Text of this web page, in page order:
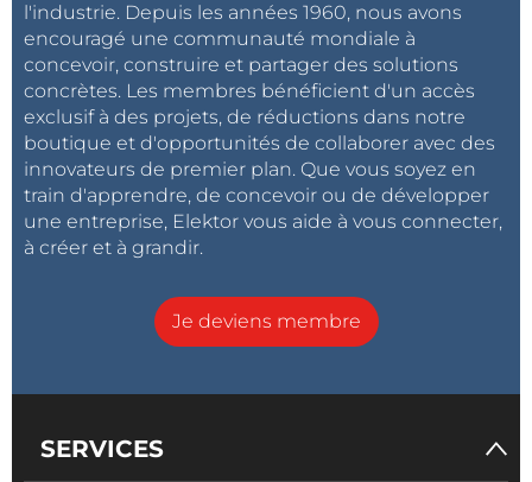
l'industrie. Depuis les années 1960, nous avons
encouragé une communauté mondiale à
concevoir, construire et partager des solutions
concrètes. Les membres bénéficient d'un accès
exclusif à des projets, de réductions dans notre
boutique et d'opportunités de collaborer avec des
innovateurs de premier plan. Que vous soyez en
train d'apprendre, de concevoir ou de développer
une entreprise, Elektor vous aide à vous connecter,
à créer et à grandir.
Je deviens membre
SERVICES